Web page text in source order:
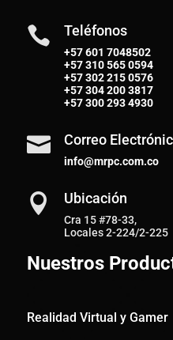
 Teléfonos
+57 601 7048502
+57310 565 0594
+57302 215 0576
+57304 200 3817
+57300 293 4930
 Correo
info@mrpc.com.co
 Ubicación
Cra 15 #78-33,
Locales 2-224/2-225
Nuestros
Realidad Virtual y Gamer